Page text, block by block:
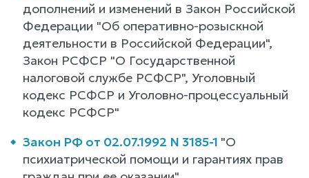
дополнений и изменений в Закон Российской
Федерации "Об оперативно-розыскной
деятельности в Российской Федерации",
Закон РСФСР "О Государственной
налоговой службе РСФСР", Уголовный
кодекс РСФСР и Уголовно-процессуальный
кодекс РСФСР"
Закон РФ от 02.07.1992 N 3185-1 "О
психиатрической помощи и гарантиях прав